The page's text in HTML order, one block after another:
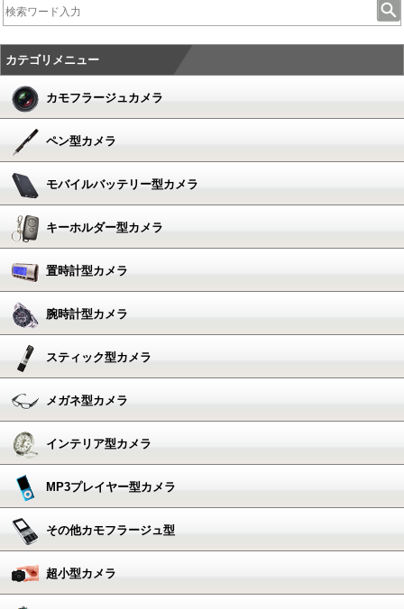
カテゴリメニュー
カモフラージュカメラ
ペン型カメラ
モバイルバッテリー型カメラ
キーホルダー型カメラ
置時計型カメラ
腕時計型カメラ
スティック型カメラ
メガネ型カメラ
インテリア型カメラ
MP3プレイヤー型カメラ
その他カモフラージュ型
超小型カメラ